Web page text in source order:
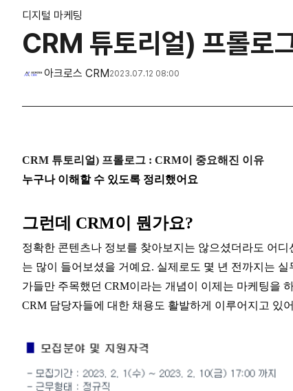
디지털 마케팅
CRM 튜토리얼) 프롤로
아크로스 CRM 2023.07.12 08:00
CRM 튜토리얼) 프롤로그 : CRM이 중요해진 이유
누구나 이해할 수 있도록 정리했어요
그런데 CRM이 뭔가요?
정확한 콘텐츠나 정보를 찾아보지는 않으셨더라도 어
는 많이 들어보셨을 거예요. 실제로도 몇 년 전까지는
가들만 주목했던 CRM이라는 개념이 이제는 마케팅을
CRM 담당자들에 대한 채용도 활발하게 이루어지고 있